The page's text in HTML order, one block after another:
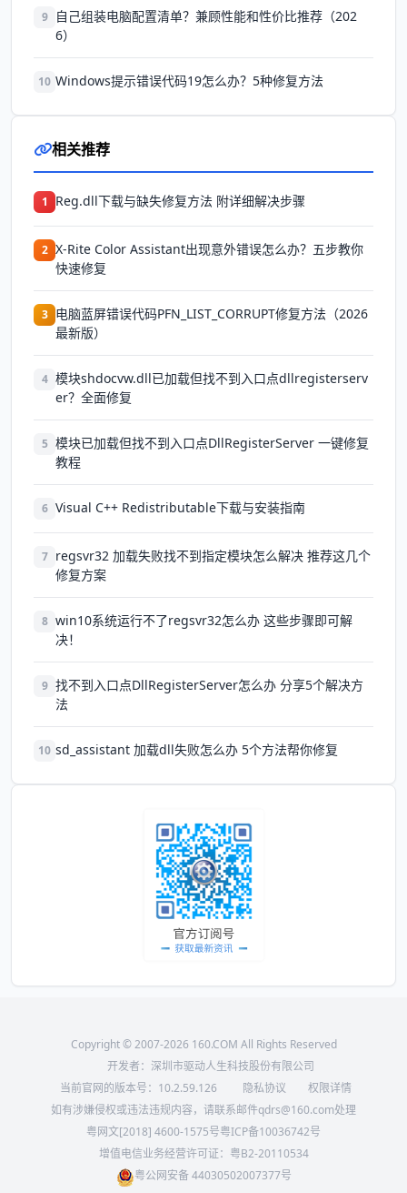
9
自己组装电脑配置清单？兼顾性能和性价比推荐（202
6）
10 Windows提示错误代码19怎么办？5种修复方法
相关推荐
1 Reg.dll下载与缺失修复方法 附详细解决步骤
2 X-Rite Color Assistant出现意外错误怎么办？五步教你
快速修复
3 电脑蓝屏错误代码PFN_LIST_CORRUPT修复方法（2026
最新版）
4 模块shdocvw.dll已加载但找不到入口点dllregisterserv
er？全面修复
5 模块已加载但找不到入口点DllRegisterServer 一键修复
教程
6 Visual C++ Redistributable下载与安装指南
7 regsvr32 加载失败找不到指定模块怎么解决 推荐这几个
修复方案
8 win10系统运行不了regsvr32怎么办 这些步骤即可解
决！
9 找不到入口点DllRegisterServer怎么办 分享5个解决方
法
10 sd_assistant 加载dll失败怎么办 5个方法帮你修复
Copyright © 2007-2026 160.COM All Rights Reserved
开发者：深圳市驱动人生科技股份有限公司
当前官网的版本号： 10.2.59.126 隐私协议
权限详情
如有涉嫌侵权或违法违规内容，请联系邮件qdrs@160.com处理
粤网文[2018] 4600-1575号粤ICP备10036742号
增值电信业务经营许可证：粤B2-20110534
粤公网安备 44030502007377号